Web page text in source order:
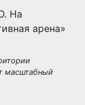
На
арена»
масштабный